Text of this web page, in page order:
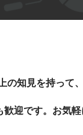
の知見を持って
歓迎です。お気